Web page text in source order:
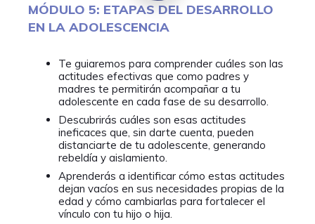
MÓDULO 5: ETAPAS DEL DESARROLLO
EN LA ADOLESCENCIA
Te guiaremos para comprender cuáles son las
actitudes efectivas que como padres y
madres te permitirán acompañar a tu
adolescente en cada fase de su desarrollo.
Descubrirás cuáles son esas actitudes
ineficaces que, sin darte cuenta, pueden
distanciarte de tu adolescente, generando
rebeldía y aislamiento.
Aprenderás a identificar cómo estas actitudes
dejan vacíos en sus necesidades propias de la
edad y cómo cambiarlas para fortalecer el
vínculo con tu hijo o hija.